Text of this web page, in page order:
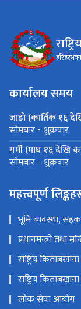
कार्यालय समय
जाडो (कार्तिक १६
सोमबार - शुक्रवार
गर्मी (माघ १६ देखि
सोमबार - शुक्रवार
महत्त्वपूर्ण
भूमि व्यवस्था,
प्रधानमन्त्री तथा
राष्ट्रिय
राष्ट्रिय
लोक सेवा आयोग